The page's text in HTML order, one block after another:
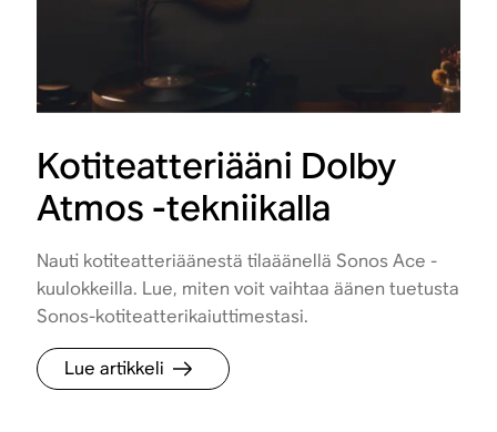
Kotiteatteriääni Dolby
Atmos -tekniikalla
Nauti kotiteatteriäänestä tilaäänellä Sonos Ace -
kuulokkeilla. Lue, miten voit vaihtaa äänen tuetusta
Sonos-kotiteatterikaiuttimestasi.
Lue artikkeli